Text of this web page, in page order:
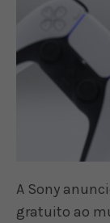
A Sony
gratuito ao